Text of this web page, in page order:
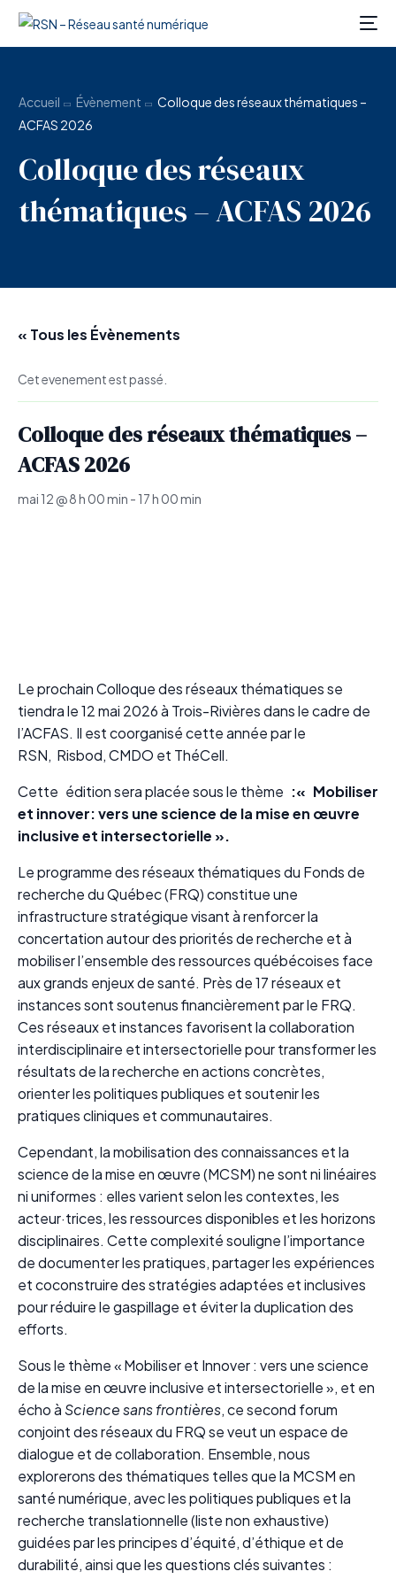
Accueil Évènement
Colloque des réseaux thématiques –
ACFAS 2026
Colloque des réseaux
thématiques – ACFAS 2026
« Tous les Évènements
Cet evenement est passé.
Colloque des réseaux thématiques –
ACFAS 2026
mai 12 @ 8 h 00 min - 17 h 00 min
Le prochain Colloque des réseaux thématiques se
tiendra le 12 mai 2026 à Trois-Rivières dans le cadre de
l’ACFAS. Il est coorganisé cette année par le
RSN, Risbod, CMDO et ThéCell.
Cette édition sera placée sous le thème :« Mobiliser
et innover: vers une science de la mise en œuvre
inclusive et intersectorielle ».
Le programme des réseaux thématiques du Fonds de
recherche du Québec (FRQ) constitue une
infrastructure stratégique visant à renforcer la
concertation autour des priorités de recherche et à
mobiliser l’ensemble des ressources québécoises face
aux grands enjeux de santé. Près de 17 réseaux et
instances sont soutenus financièrement par le FRQ.
Ces réseaux et instances favorisent la collaboration
interdisciplinaire et intersectorielle pour transformer les
résultats de la recherche en actions concrètes,
orienter les politiques publiques et soutenir les
pratiques cliniques et communautaires.
Cependant, la mobilisation des connaissances et la
science de la mise en œuvre (MCSM) ne sont ni linéaires
ni uniformes : elles varient selon les contextes, les
acteur·trices, les ressources disponibles et les horizons
disciplinaires. Cette complexité souligne l’importance
de documenter les pratiques, partager les expériences
et coconstruire des stratégies adaptées et inclusives
pour réduire le gaspillage et éviter la duplication des
efforts.
Sous le thème « Mobiliser et Innover : vers une science
de la mise en œuvre inclusive et intersectorielle », et en
écho à Science sans frontières, ce second forum
conjoint des réseaux du FRQ se veut un espace de
dialogue et de collaboration. Ensemble, nous
explorerons des thématiques telles que la MCSM en
santé numérique, avec les politiques publiques et la
recherche translationnelle (liste non exhaustive)
guidées par les principes d’équité, d’éthique et de
durabilité, ainsi que les questions clés suivantes :
FR